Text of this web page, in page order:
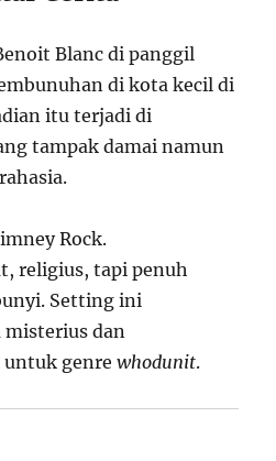
Blanc di panggil
di kota kecil di
itu terjadi di
tampak damai namun
Rock.
religius, tapi penuh
Setting ini
misterius dan
untuk genrewhodunit.